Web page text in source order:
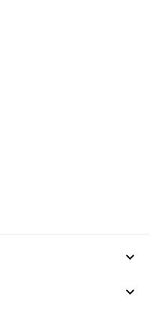
keyboard_arrow_down
keyboard_arrow_down